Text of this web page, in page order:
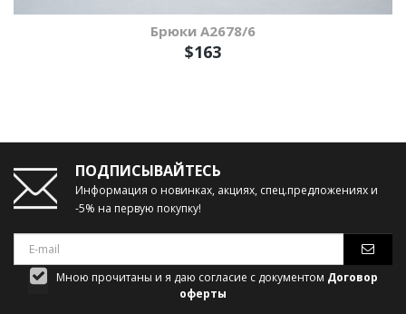
Брюки А2678/6
$163
ПОДПИСЫВАЙТЕСЬ
Информация о новинках, акциях, спец.предложениях и
-5% на первую покупку!
Мною прочитаны и я даю согласие с документом Договор
оферты